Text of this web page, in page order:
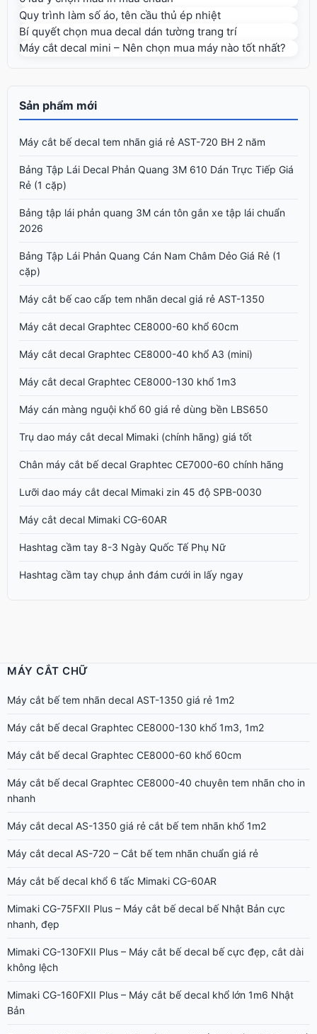
Quy trình làm số áo, tên cầu thủ ép nhiệt
Bí quyết chọn mua decal dán tường trang trí
Máy cắt decal mini – Nên chọn mua máy nào tốt nhất?
Sản phẩm mới
Máy cắt bế decal tem nhãn giá rẻ AST-720 BH 2 năm
Bảng Tập Lái Decal Phản Quang 3M 610 Dán Trực Tiếp Giá
Rẻ (1 cặp)
Bảng tập lái phản quang 3M cán tôn gắn xe tập lái chuẩn
2026
Bảng Tập Lái Phản Quang Cán Nam Châm Dẻo Giá Rẻ (1
cặp)
Máy cắt bế cao cấp tem nhãn decal giá rẻ AST-1350
Máy cắt decal Graphtec CE8000-60 khổ 60cm
Máy cắt decal Graphtec CE8000-40 khổ A3 (mini)
Máy cắt decal Graphtec CE8000-130 khổ 1m3
Máy cán màng nguội khổ 60 giá rẻ dùng bền LBS650
Trụ dao máy cắt decal Mimaki (chính hãng) giá tốt
Chân máy cắt bế decal Graphtec CE7000-60 chính hãng
Lưỡi dao máy cắt decal Mimaki zin 45 độ SPB-0030
Máy cắt decal Mimaki CG-60AR
Hashtag cầm tay 8-3 Ngày Quốc Tế Phụ Nữ
Hashtag cầm tay chụp ảnh đám cưới in lấy ngay
MÁY CẮT CHỮ
Máy cắt bế tem nhãn decal AST-1350 giá rẻ 1m2
Máy cắt bế decal Graphtec CE8000-130 khổ 1m3, 1m2
Máy cắt bế decal Graphtec CE8000-60 khổ 60cm
Máy cắt bế decal Graphtec CE8000-40 chuyên tem nhãn cho in
nhanh
Máy cắt decal AS-1350 giá rẻ cắt bế tem nhãn khổ 1m2
Máy cắt decal AS-720 – Cắt bế tem nhãn chuẩn giá rẻ
Máy cắt bế decal khổ 6 tấc Mimaki CG-60AR
Mimaki CG-75FXII Plus – Máy cắt bế decal bế Nhật Bản cực
nhanh, đẹp
Mimaki CG-130FXII Plus – Máy cắt bế decal bế cực đẹp, cắt dài
không lệch
Mimaki CG-160FXII Plus – Máy cắt bế decal khổ lớn 1m6 Nhật
Bản